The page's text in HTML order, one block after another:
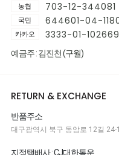
농협 703-12-344081
국민 644601-04-
카카오 3333-01-
예금주 : 김진천 (구월)
RETURN & EXCHANGE
반품주소
대구광역시 북구 동암로 12길
지정택배사 : CJ대한통운